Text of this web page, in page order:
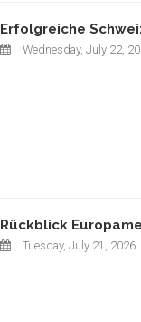
Erfolgreiche
Wednesday, July 22,
Rückblick
Tuesday, July 21, 2026